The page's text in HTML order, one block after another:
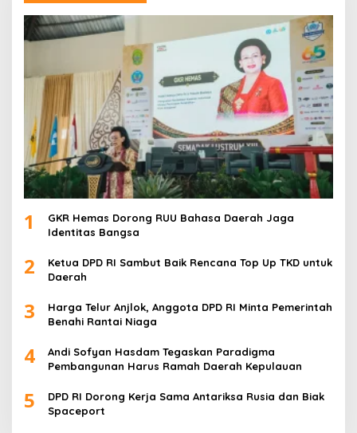
1
GKR Hemas Dorong RUU Bahasa Daerah Jaga
Identitas Bangsa
2
Ketua DPD RI Sambut Baik Rencana Top Up TKD untuk
Daerah
3
Harga Telur Anjlok, Anggota DPD RI Minta Pemerintah
Benahi Rantai Niaga
4
Andi Sofyan Hasdam Tegaskan Paradigma
Pembangunan Harus Ramah Daerah Kepulauan
5
DPD RI Dorong Kerja Sama Antariksa Rusia dan Biak
Spaceport